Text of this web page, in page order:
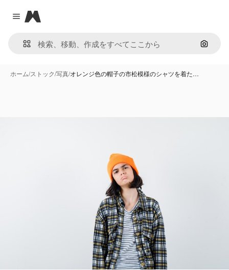
Close menu
Magnific
画像で
ホーム/ストック/写真/オレンジ色の帽子の市松模様のシャツを着た…